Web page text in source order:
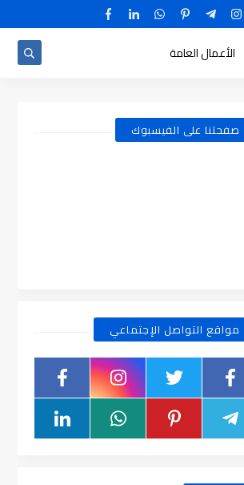
الأعمال العامة
صفحتنا على الفيسبوك
مواقع التواصل الإجتماعي